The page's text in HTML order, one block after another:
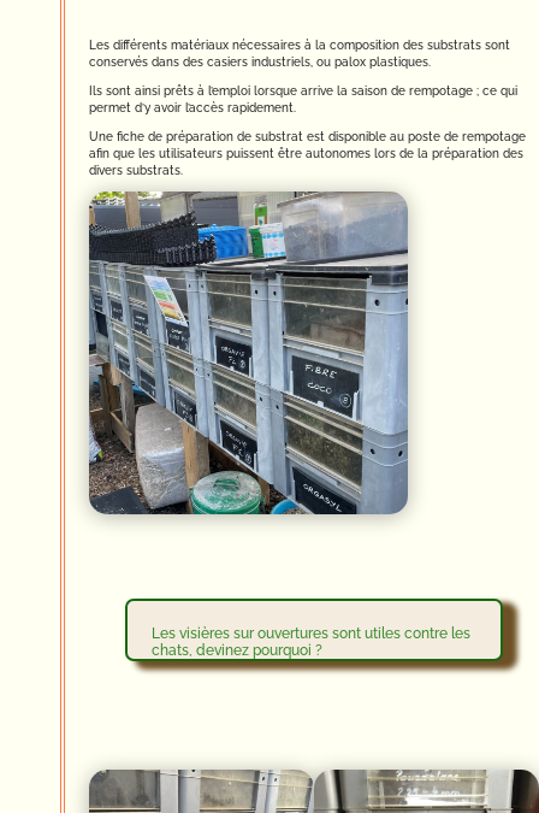
Les différents matériaux nécessaires à la composition des substrats sont
conservés dans des casiers industriels, ou palox plastiques.
Ils sont ainsi prêts à l’emploi lorsque arrive la saison de rempotage ; ce qui
permet d’y avoir l’accès rapidement.
Une fiche de préparation de substrat est disponible au poste de rempotage
afin que les utilisateurs puissent être autonomes lors de la préparation des
divers substrats.
Les visières sur ouvertures sont utiles contre les
chats, devinez pourquoi ?